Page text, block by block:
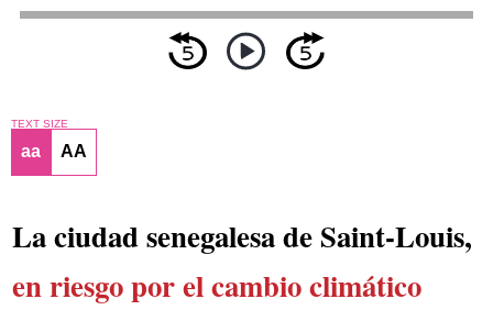
TEXT SIZE
aa AA
La ciudad senegalesa de Saint-Louis,
en riesgo por el cambio climático